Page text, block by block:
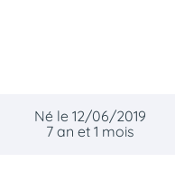
Né le 12/06/2019
7 an et 1 mois